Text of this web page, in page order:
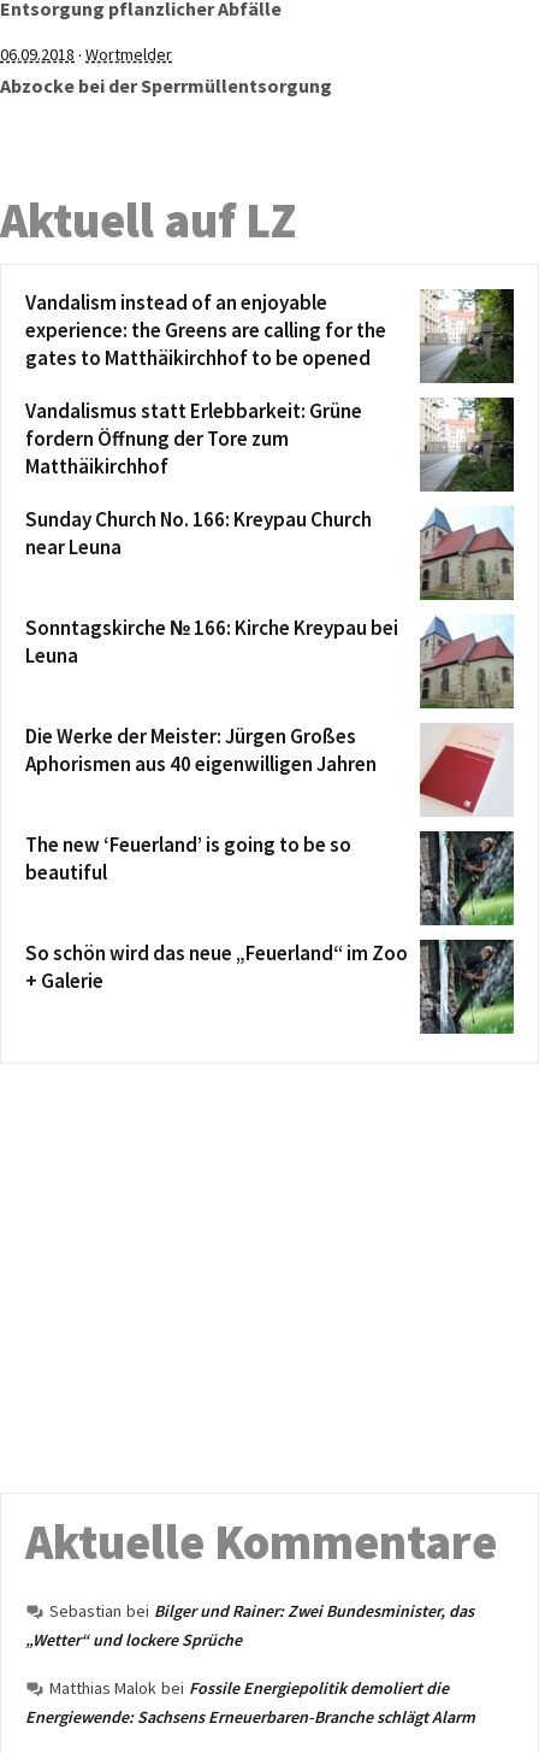
Entsorgung pflanzlicher Abfälle
06.09.2018 · Wortmelder
Abzocke bei der Sperrmüllentsorgung
Aktuell auf LZ
Vandalism instead of an enjoyable
experience: the Greens are calling for the
gates to Matthäikirchhof to be opened
Vandalismus statt Erlebbarkeit: Grüne
fordern Öffnung der Tore zum
Matthäikirchhof
Sunday Church No. 166: Kreypau Church
near Leuna
Sonntagskirche № 166: Kirche Kreypau bei
Leuna
Die Werke der Meister: Jürgen Großes
Aphorismen aus 40 eigenwilligen Jahren
The new ‘Feuerland’ is going to be so
beautiful
So schön wird das neue „Feuerland“ im Zoo
+ Galerie
Aktuelle Kommentare
Sebastian bei Bilger und Rainer: Zwei Bundesminister, das
„Wetter“ und lockere Sprüche
Matthias Malok bei Fossile Energiepolitik demoliert die
Energiewende: Sachsens Erneuerbaren-Branche schlägt Alarm